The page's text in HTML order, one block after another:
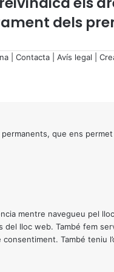
s
l
i
e
u
e
n
dels
| Contacta Avís legal |
que ens
mentre navegueu pel
lloc web. També fem
També